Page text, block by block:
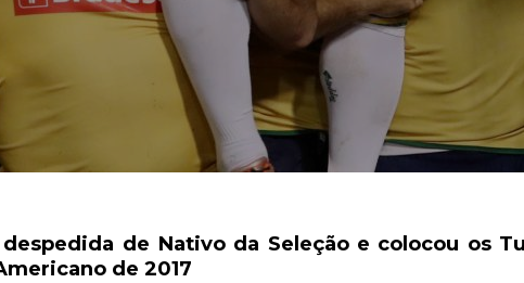
de Nativo da Seleção e colocou os
de 2017